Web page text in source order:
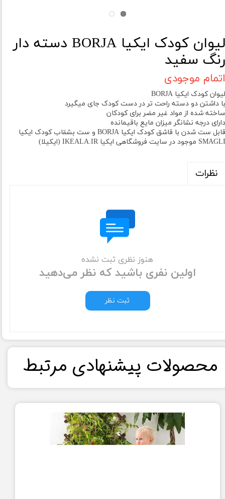
لیوان کودک ایکیا BORJA دسته دار
رنگ سفید
اتمام موجودی
لیوان کودک ایکیا BORJA
با داشتن دو دسته راحت تر در دست کودک جای میگیرد
ساخته شده از مواد غیر مضر برای کودکان
دارای درجه نشانگر میزان مایع باقیمانده
قابل ست شدن با قاشق کودک ایکیا BORJA و ست بشقاب کودک ایکیا
SMAGLI موجود در سایت فروشگاهی ایکیا IKEALA.IR (ایکیلا)
نظرات
هنوز نظری ثبت نشده
اولین نفری باشید که نظر می‌دهید
ثبت نظر
​محصولات پیشنهادی مرتبط​​​​​​​